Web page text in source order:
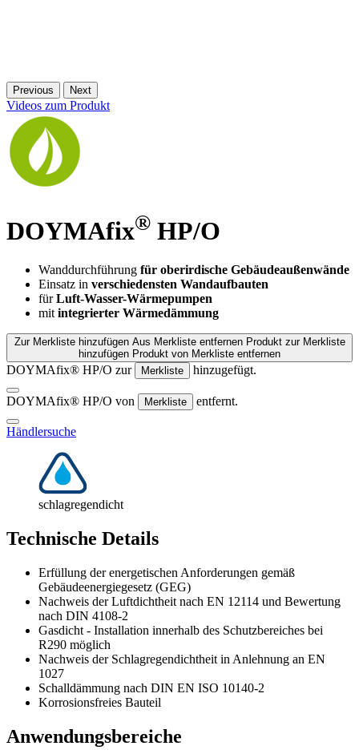
Previous Next
Videos zum Produkt
DOYMAfix® HP/O
Wanddurchführung für oberirdische Gebäudeaußenwände
Einsatz in verschiedensten Wandaufbauten
fürLuft-Wasser-Wärmepumpen
mit integrierter Wärmedämmung
Zur Merkliste hinzufügen Aus Merkliste entfernen Produkt zur Merkliste
hinzufügen Produkt von Merkliste entfernen
DOYMAfix® HP/O zur Merkliste hinzugefügt.
DOYMAfix® HP/O von Merkliste entfernt.
Händlersuche
schlagregendicht
Technische Details
Erfüllung der energetischen Anforderungen gemäß
Gebäudeenergiegesetz (GEG)
Nachweis der Luftdichtheit nach EN 12114 und Bewertung
nach DIN 4108-2
Gasdicht - Installation innerhalb des Schutzbereiches bei
R290 möglich
Nachweis der Schlagregendichtheit in Anlehnung an EN
1027
Schalldämmung nach DIN EN ISO 10140-2
Korrosionsfreies Bauteil
Anwendungsbereiche